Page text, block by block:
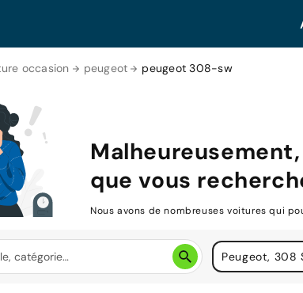
occasion peugeot peugeot 308-sw
que vous
Nous avons de nombreuses voitures qui
Peugeot, 308